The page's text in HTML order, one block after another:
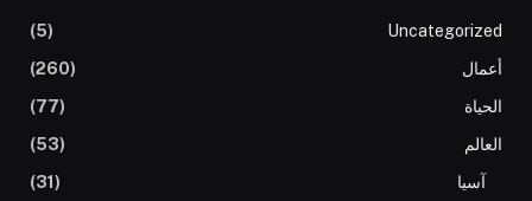
Uncategorized
(5)
أعمال
(260)
الحياة
(77)
العالم
(53)
آسيا
(31)